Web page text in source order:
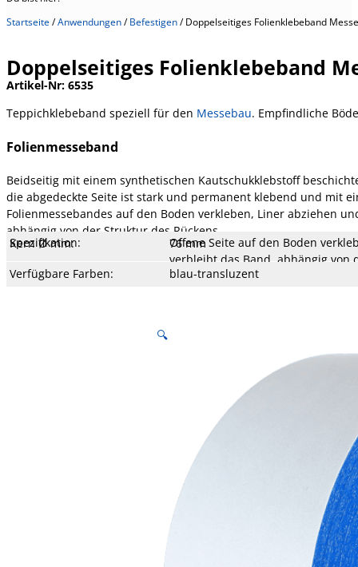
Startseite/Anwendungen/Befestigen/Doppelseitiges Folienklebeband Messe
Doppelseitiges Folienklebeband
Artikel-Nr: 6535
Teppichklebeband speziell für den Messebau. Empfindliche
Folienmesseband
Beidseitig mit einem synthetischen Kautschukklebstoff
die abgedeckte Seite ist stark und permanent klebend und mit
Folienmessebandes auf den Boden verkleben, Liner abziehen
abhängig von der Struktur des Rückens,…
Träger:
LDPE-Folie
Gesamtstärke: 150 µm
Klebertyp: Hotmelt
Klebekraft: 2,6 N/cm OS - 7,6 N/cm AS
Reißfestigkeit: 19 N/cm
Dehnung: 185 %
Temperatur: - 10 bis 50 °C
Liner: Papier, weiß, 80 g
Kern Typ: Pappe
Kern Ø mm: 76 mm
Spezifikation:
Offene Seite auf den Boden
verbleibt das Band, abhängig von
abgezogen werden.
Verfügbare Längen: 25 m (weitere auf Anfrage)
Verfügbare Breite: 50 mm (weitere auf Anfrage)
Verfügbare Farben: blau-transluzent
🔍